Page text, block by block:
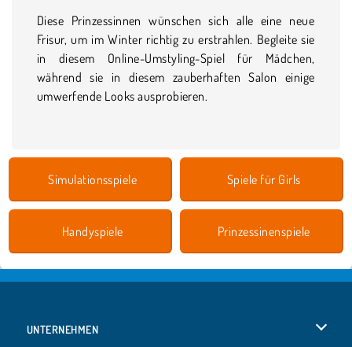
Diese Prinzessinnen wünschen sich alle eine neue
Frisur, um im Winter richtig zu erstrahlen. Begleite sie
in diesem Online-Umstyling-Spiel für Mädchen,
während sie in diesem zauberhaften Salon einige
umwerfende Looks ausprobieren.
Simulationsspiele Spiele für Girls
Handyspiele Prinzessinenspiele
UNTERNEHMEN